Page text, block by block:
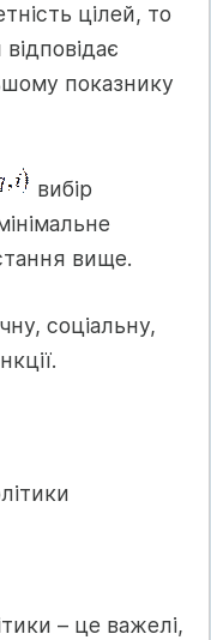
цілей, то
показнику
вибір
вище.
соціальну,
– це важелі,